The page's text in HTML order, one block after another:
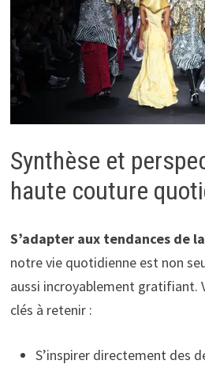
Synthèse et
haute couture
S’adapter aux tendances de
notre vie quotidienne est non
aussi incroyablement gratifiant.
clés à retenir :
S’inspirer directement des